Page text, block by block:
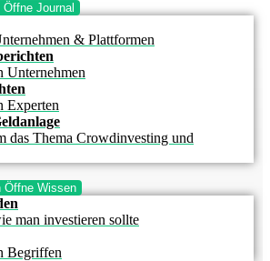
Öffne Journal
& Plattformen
Unternehmen
Experten
das Thema Crowdinvesting und
Öffne Wissen
man investieren sollte
Begriffen